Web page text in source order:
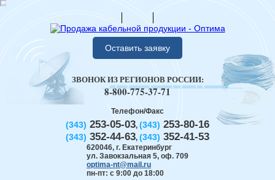
Оставить заявку
Телефон/Факс
(343) 253-05-03, (343) 253-80-16
(343) 352-44-63, (343) 352-41-53
620046, г. Екатеринбург
ул. Завокзальная 5, оф. 709
optima-nt@mail.ru
пн-пт: с 9:00 до 18:00
ЗВОНОК ИЗ РЕГИОНОВ РОССИИ:
8-800-775-37-71